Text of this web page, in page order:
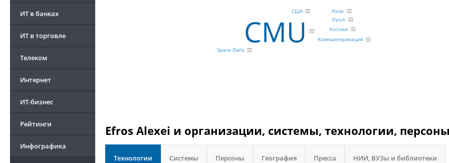
ИТ в банках
ИТ в торговле
Телеком
Интернет
ИТ-бизнес
Рейтинги
Инфографика
CMU Компьютеризация
Хостинг
Patch
Flickr
США
Space Daily
Efros Alexei и организации, системы, технологии,
Технологии Системы Персоны География Пресса НИИ, ВУЗы и библиотеки